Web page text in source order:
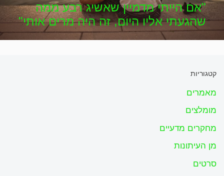
"אם הייתי מדמיין שאשיג רבע ממה
שהגעתי אליו היום, זה היה מרים אותי"
קטגוריות
מאמרים
מומלצים
מחקרים מדעיים
מן העיתונות
סרטים